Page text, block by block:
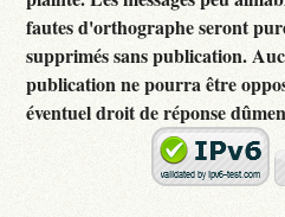
fautes d'orthographe seront
supprimés sans publication.
publication ne pourra être
éventuel droit de réponse